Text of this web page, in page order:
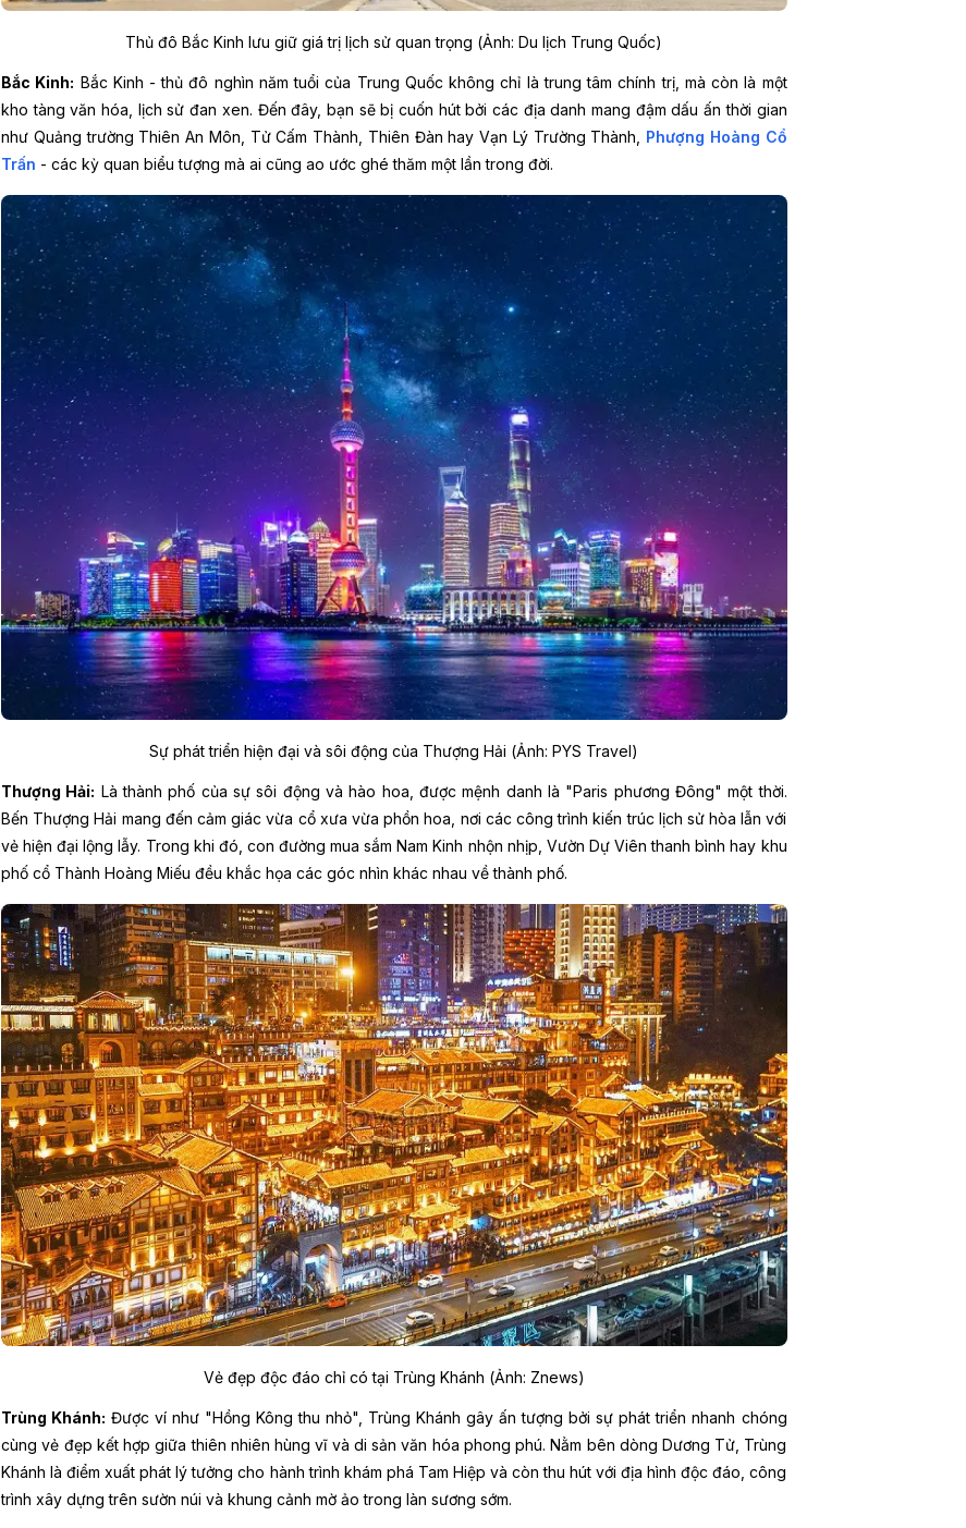
Thủ đô Bắc Kinh lưu giữ giá trị lịch sử quan trọng (Ảnh: Du lịch Trung Quốc)
Bắc Kinh: Bắc Kinh - thủ đô nghìn năm tuổi của Trung Quốc không chỉ là trung tâm chính trị, mà còn là một
kho tàng văn hóa, lịch sử đan xen. Đến đây, bạn sẽ bị cuốn hút bởi các địa danh mang đậm dấu ấn thời gian
như Quảng trường Thiên An Môn, Tử Cấm Thành, Thiên Đàn hay Vạn Lý Trường Thành, Phượng Hoàng Cổ
Trấn - các kỳ quan biểu tượng mà ai cũng ao ước ghé thăm một lần trong đời.
Sự phát triển hiện đại và sôi động của Thượng Hải (Ảnh: PYS Travel)
Thượng Hải: Là thành phố của sự sôi động và hào hoa, được mệnh danh là "Paris phương Đông" một thời.
Bến Thượng Hải mang đến cảm giác vừa cổ xưa vừa phồn hoa, nơi các công trình kiến trúc lịch sử hòa lẫn với
vẻ hiện đại lộng lẫy. Trong khi đó, con đường mua sắm Nam Kinh nhộn nhịp, Vườn Dự Viên thanh bình hay khu
phố cổ Thành Hoàng Miếu đều khắc họa các góc nhìn khác nhau về thành phố.
Vẻ đẹp độc đáo chỉ có tại Trùng Khánh (Ảnh: Znews)
Trùng Khánh: Được ví như "Hồng Kông thu nhỏ", Trùng Khánh gây ấn tượng bởi sự phát triển nhanh chóng
cùng vẻ đẹp kết hợp giữa thiên nhiên hùng vĩ và di sản văn hóa phong phú. Nằm bên dòng Dương Tử, Trùng
Khánh là điểm xuất phát lý tưởng cho hành trình khám phá Tam Hiệp và còn thu hút với địa hình độc đáo, công
trình xây dựng trên sườn núi và khung cảnh mờ ảo trong làn sương sớm.